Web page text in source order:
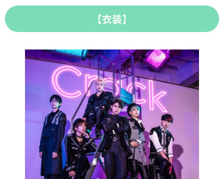
【衣装】